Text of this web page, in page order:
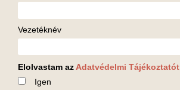
Vezetéknév
Elolvastam az Adatvédelmi Tájékoztatót
Igen